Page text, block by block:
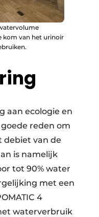
kom van het urinoir
aan ecologie en
reden om
debiet van de
is namelijk
tot 90% water
met een
4
waterverbruik